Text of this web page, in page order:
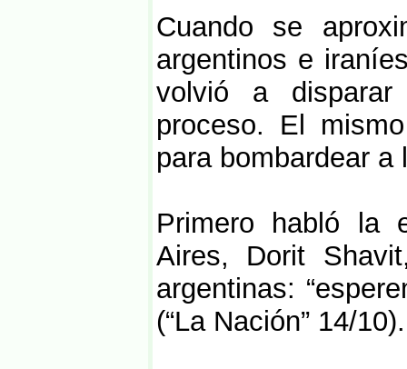
Cuando se
argentinos e
volvió a
proceso. El
para bombardear
Primero habló la
Aires, Dorit
argentinas:
(“La Nación” 14/10).